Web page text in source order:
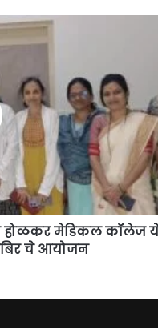
होळकर मेडिकल कॉलेज
चे आयोजन